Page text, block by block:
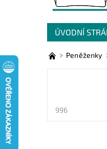
ÚVODNÍ
OBCHODNÍ
Peněženky
996